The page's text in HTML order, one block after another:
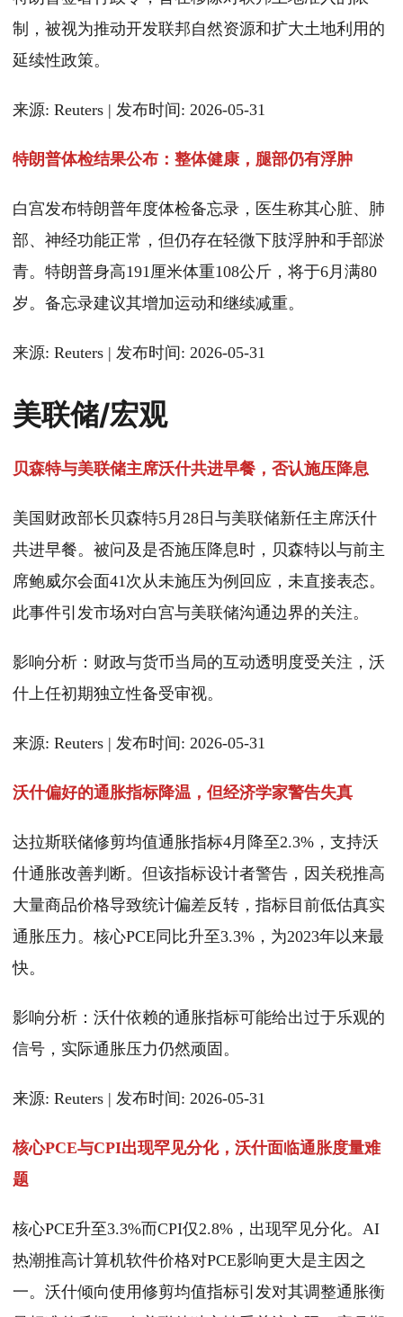
制，被视为推动开发联邦自然资源和扩大土地利用的
延续性政策。
来源: Reuters | 发布时间: 2026-05-31
特朗普体检结果公布：整体健康，腿部仍有浮肿
白宫发布特朗普年度体检备忘录，医生称其心脏、肺
部、神经功能正常，但仍存在轻微下肢浮肿和手部淤
青。特朗普身高191厘米体重108公斤，将于6月满80
岁。备忘录建议其增加运动和继续减重。
来源: Reuters | 发布时间: 2026-05-31
美联储/宏观
贝森特与美联储主席沃什共进早餐，否认施压降息
美国财政部长贝森特5月28日与美联储新任主席沃什
共进早餐。被问及是否施压降息时，贝森特以与前主
席鲍威尔会面41次从未施压为例回应，未直接表态。
此事件引发市场对白宫与美联储沟通边界的关注。
影响分析：财政与货币当局的互动透明度受关注，沃
什上任初期独立性备受审视。
来源: Reuters | 发布时间: 2026-05-31
沃什偏好的通胀指标降温，但经济学家警告失真
达拉斯联储修剪均值通胀指标4月降至2.3%，支持沃
什通胀改善判断。但该指标设计者警告，因关税推高
大量商品价格导致统计偏差反转，指标目前低估真实
通胀压力。核心PCE同比升至3.3%，为2023年以来最
快。
影响分析：沃什依赖的通胀指标可能给出过于乐观的
信号，实际通胀压力仍然顽固。
来源: Reuters | 发布时间: 2026-05-31
核心PCE与CPI出现罕见分化，沃什面临通胀度量难
题
核心PCE升至3.3%而CPI仅2.8%，出现罕见分化。AI
热潮推高计算机软件价格对PCE影响更大是主因之
一。沃什倾向使用修剪均值指标引发对其调整通胀衡